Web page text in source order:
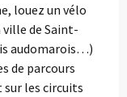
louez un vélo
ville de Saint-
audomarois…)
de parcours
sur les circuits